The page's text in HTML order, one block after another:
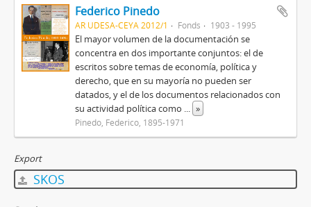
Federico Pinedo
AR UDESA-CEYA 2012/1 Fonds 1903 - 1995
El mayor volumen de la documentación se
concentra en dos importante conjuntos: el de
escritos sobre temas de economía, política y
derecho, que en su mayoría no pueden ser
datados, y el de los documentos relacionados con
su actividad política como ... »
Pinedo, Federico, 1895-1971
Export
SKOS